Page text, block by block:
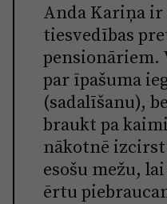
Anda Kariņa ir
tiesvedības
pensionāriem.
par īpašuma
(sadalīšanu),
braukt pa
nākotnē izcirst
esošu mežu,
ērtu